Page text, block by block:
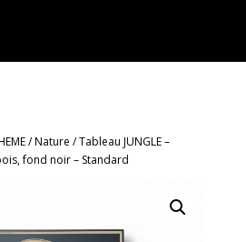
/Nature / Tableau JUNGLE –
fond noir – Standard